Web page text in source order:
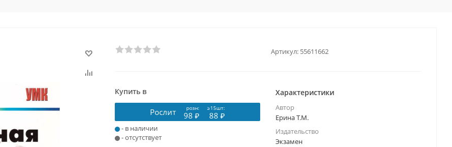
Артикул: 55611662
Купить в
Рослит розн: ≥15шт:
98 ₽ 88 ₽
- в наличии
- отсутствует
Характеристики
Автор
Ерина Т.М.
Издательство
Экзамен